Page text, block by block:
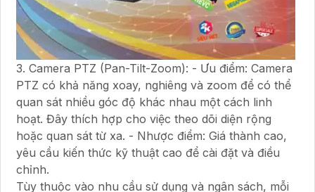
3. Camera PTZ (Pan-Tilt-Zoom): - Ưu điểm: Camera
PTZ có khả năng xoay, nghiêng và zoom để có thể
quan sát nhiều góc độ khác nhau một cách linh
hoạt. Đây thích hợp cho việc theo dõi diện rộng
hoặc quan sát từ xa. - Nhược điểm: Giá thành cao,
yêu cầu kiến thức kỹ thuật cao để cài đặt và điều
chỉnh.
Tùy thuộc vào nhu cầu sử dụng và ngân sách, mỗi